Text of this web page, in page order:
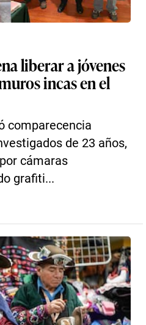
liberar a jóvenes
incas en el
comparecencia
de 23 años,
cámaras
grafiti...